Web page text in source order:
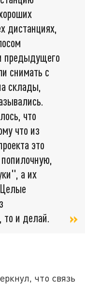
дистанциях,
предыдущего
снимать с
склады,
что
что из
это
а их
то и делай.
что связь